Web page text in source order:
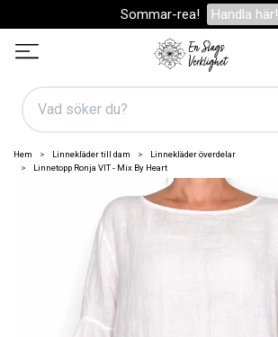
Sommar-rea! Handla här!
Hem Linnekläder till dam
Linnekläder överdelar
Linnetopp Ronja VIT - Mix By Heart